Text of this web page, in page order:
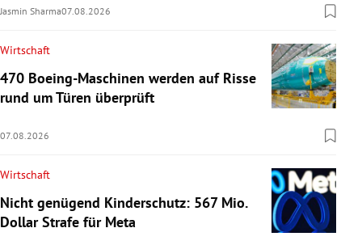
Jasmin Sharma07.08.2026
Wirtschaft
470 Boeing-Maschinen werden auf Risse
rund um Türen überprüft
07.08.2026
Wirtschaft
Nicht genügend Kinderschutz: 567 Mio.
Dollar Strafe für Meta